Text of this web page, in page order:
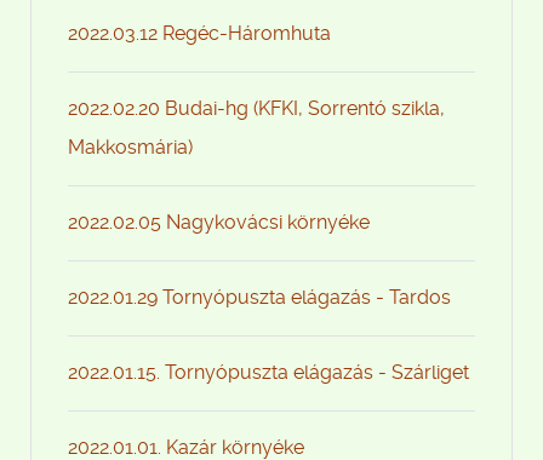
2022.03.12 Regéc-Háromhuta
2022.02.20 Budai-hg (KFKI, Sorrentó szikla,
Makkosmária)
2022.02.05 Nagykovácsi környéke
2022.01.29 Tornyópuszta elágazás - Tardos
2022.01.15. Tornyópuszta elágazás - Szárliget
2022.01.01. Kazár környéke